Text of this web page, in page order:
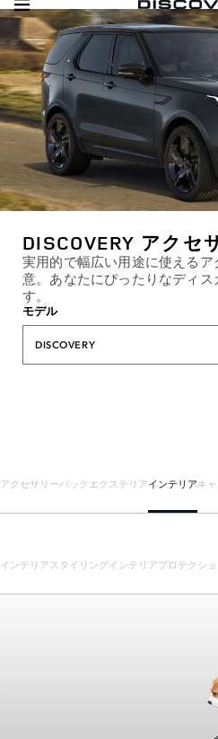
DISCOVERY アクセ
実用的で幅広い用途に使える
意。あなたにぴったりなディ
す。
モデル
DISCOVERY
アクセサリーパック エクステリアインテリアキ
インテリアスタイリングインテリアプロテクシ